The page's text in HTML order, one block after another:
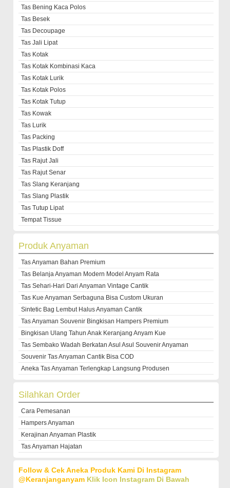
Tas Bening Kaca Polos
Tas Besek
Tas Decoupage
Tas Jali Lipat
Tas Kotak
Tas Kotak Kombinasi Kaca
Tas Kotak Lurik
Tas Kotak Polos
Tas Kotak Tutup
Tas Kowak
Tas Lurik
Tas Packing
Tas Plastik Doff
Tas Rajut Jali
Tas Rajut Senar
Tas Slang Keranjang
Tas Slang Plastik
Tas Tutup Lipat
Tempat Tissue
Produk Anyaman
Tas Anyaman Bahan Premium
Tas Belanja Anyaman Modern Model Anyam Rata
Tas Sehari-Hari Dari Anyaman Vintage Cantik
Tas Kue Anyaman Serbaguna Bisa Custom Ukuran
Sintetic Bag Lembut Halus Anyaman Cantik
Tas Anyaman Souvenir Bingkisan Hampers Premium
Bingkisan Ulang Tahun Anak Keranjang Anyam Kue
Tas Sembako Wadah Berkatan Asul Asul Souvenir Anyaman
Souvenir Tas Anyaman Cantik Bisa COD
Aneka Tas Anyaman Terlengkap Langsung Produsen
Silahkan Order
Cara Pemesanan
Hampers Anyaman
Kerajinan Anyaman Plastik
Tas Anyaman Hajatan
Follow & Cek Aneka Produk Kami Di Instagram
@keranjanganyam Klik Icon Instagram Di Bawah